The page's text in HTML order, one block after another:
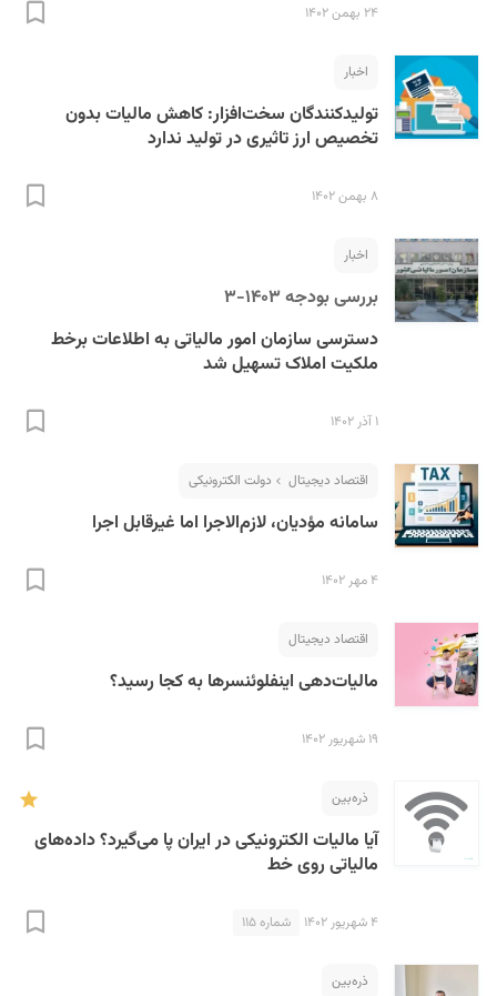
۲۴ بهمن ۱۴۰۲
اخبار
تولیدکنندگان سخت‌افزار: کاهش مالیات بدون
تخصیص ارز تاثیری در تولید ندارد
۸ بهمن ۱۴۰۲
اخبار
بررسی بودجه ۱۴۰۳-۳
دسترسی سازمان امور مالیاتی به اطلاعات برخط
ملکیت املاک تسهیل شد
۱ آذر ۱۴۰۲
اقتصاد دیجیتال دولت الکترونیکی
سامانه مؤدیان، لازم‌الاجرا اما غیرقابل اجرا
۴ مهر ۱۴۰۲
اقتصاد دیجیتال
مالیات‌دهی اینفلوئنسرها به کجا رسید؟
۱۹ شهریور ۱۴۰۲
ذره‌بین
آیا مالیات الکترونیکی در ایران پا می‌گیرد؟ داده‌های
مالیاتی روی خط
۴ شهریور ۱۴۰۲ شماره ۱۱۵
ذره‌بین